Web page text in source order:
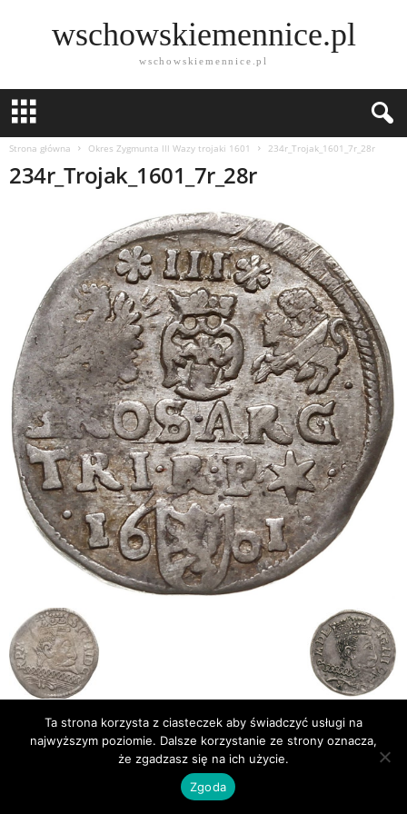
wschowskiemennice.pl
wschowskiemennice.pl
Strona główna Okres Zygmunta lll Wazy trojaki 1601 234r_Trojak_1601_7r_28r
234r_Trojak_1601_7r_28r
Publikacje
Bibliografia
© Newsmag WordPress Theme by TagDiv
Ta strona korzysta z ciasteczek aby świadczyć usługi na
najwyższym poziomie. Dalsze korzystanie ze strony oznacza,
że zgadzasz się na ich użycie.
Zgoda